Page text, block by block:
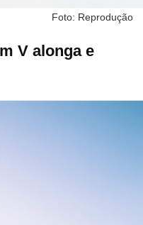
Foto: Reprodução
V alonga e